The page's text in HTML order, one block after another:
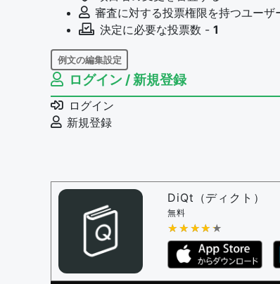
審査に対する投票権限を持つユーザ
決定に必要な投票数 - 1
例文の編集設定
例文の編集権限を持つユーザー -
例文の編集を審査する
例文の削除を審査する
審査に対する投票権限を持つユーザ
問題の編集権限を持つユーザー -
審査に対する投票権限を持つユーザ
決定に必要な投票数 -1
編集ガイドライン
ログイン / 新規登録
ログイン
新規登録
DiQt（ディクト）
無料
★★★★★
★★★★★